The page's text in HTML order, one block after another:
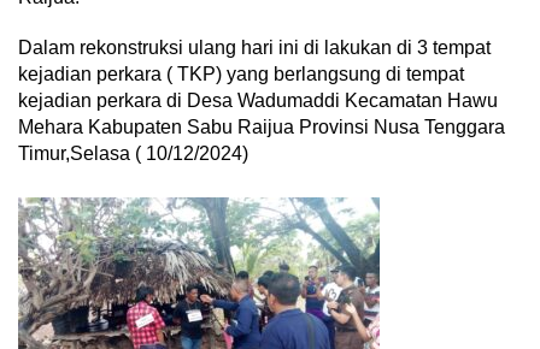
Dalam rekonstruksi ulang hari ini di lakukan di 3 tempat
kejadian perkara ( TKP) yang berlangsung di tempat
kejadian perkara di Desa Wadumaddi Kecamatan Hawu
Mehara Kabupaten Sabu Raijua Provinsi Nusa Tenggara
Timur,Selasa ( 10/12/2024)